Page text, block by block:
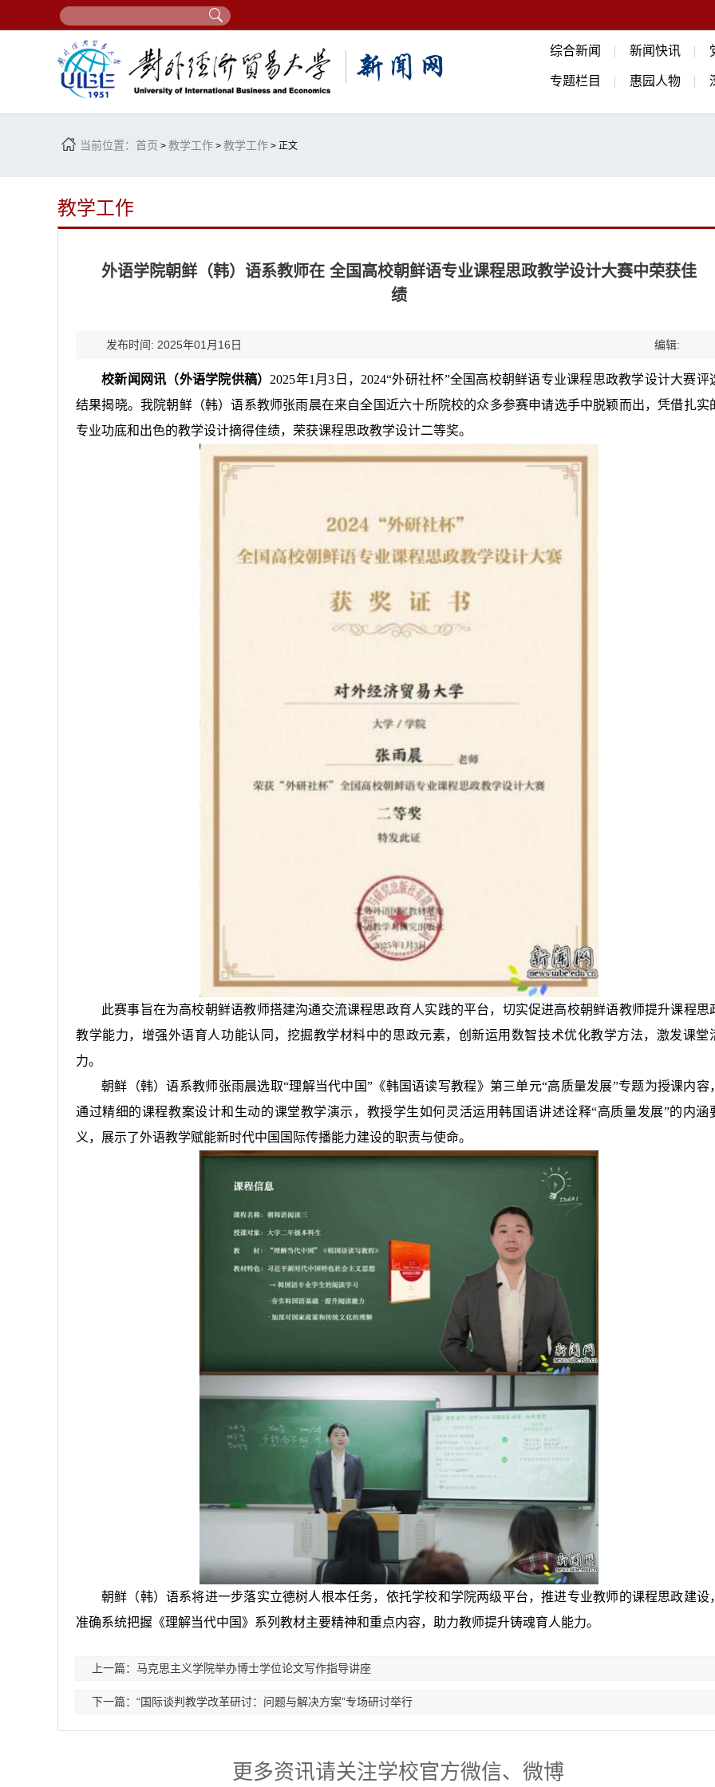
综合新闻 新闻快讯
专题栏目 惠园人物
当前位置： 首页 > 教学工作 > 教学工作 > 正文
教学工作
外语学院朝鲜（韩）语系教师在 全国高校朝鲜语专业课程思政教学设计大赛中荣获佳
绩
发布时间: 2025年01月16日 编辑:
校新闻网讯（外语学院供稿） 2025年1月3日，2024“外研社杯”全国高校朝鲜语专业课程思政教学设计大赛评
结果揭晓。我院朝鲜（韩）语系教师张雨晨在来自全国近六十所院校的众多参赛申请选手中脱颖而出，凭借扎实
专业功底和出色的教学设计摘得佳绩，荣获课程思政教学设计二等奖。
此赛事旨在为高校朝鲜语教师搭建沟通交流课程思政育人实践的平台，切实促进高校朝鲜语教师提升课程思
教学能力，增强外语育人功能认同，挖掘教学材料中的思政元素，创新运用数智技术优化教学方法，激发课堂
力。
朝鲜（韩）语系教师张雨晨选取“理解当代中国”《韩国语读写教程》第三单元“高质量发展”专题为授课内容
通过精细的课程教案设计和生动的课堂教学演示，教授学生如何灵活运用韩国语讲述诠释“高质量发展”的内涵
义，展示了外语教学赋能新时代中国国际传播能力建设的职责与使命。
朝鲜（韩）语系将进一步落实立德树人根本任务，依托学校和学院两级平台，推进专业教师的课程思政建设
准确系统把握《理解当代中国》系列教材主要精神和重点内容，助力教师提升铸魂育人能力。
上一篇：马克思主义学院举办博士学位论文写作指导讲座
下一篇：“国际谈判教学改革研讨：问题与解决方案”专场研讨举行
更多资讯请关注学校官方微信、微博